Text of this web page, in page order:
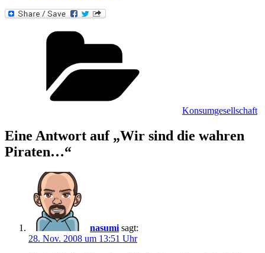
Konsumgesellschaft
Eine Antwort auf „Wir sind die wahren
Piraten…“
nasumi sagt:
28. Nov. 2008 um 13:51 Uhr